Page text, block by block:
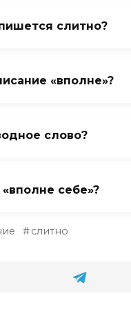
слитно?
«вполне»?
слово?
себе»?
слитно